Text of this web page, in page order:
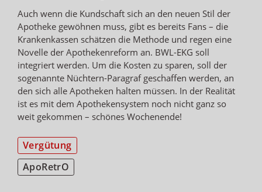
Auch wenn die Kundschaft sich an den neuen Stil der
Apotheke gewöhnen muss, gibt es bereits Fans – die
Krankenkassen schätzen die Methode und regen eine
Novelle der Apothekenreform an. BWL-EKG soll
integriert werden. Um die Kosten zu sparen, soll der
sogenannte Nüchtern-Paragraf geschaffen werden, an
den sich alle Apotheken halten müssen. In der Realität
ist es mit dem Apothekensystem noch nicht ganz so
weit gekommen – schönes Wochenende!
Vergütung
ApoRetrO